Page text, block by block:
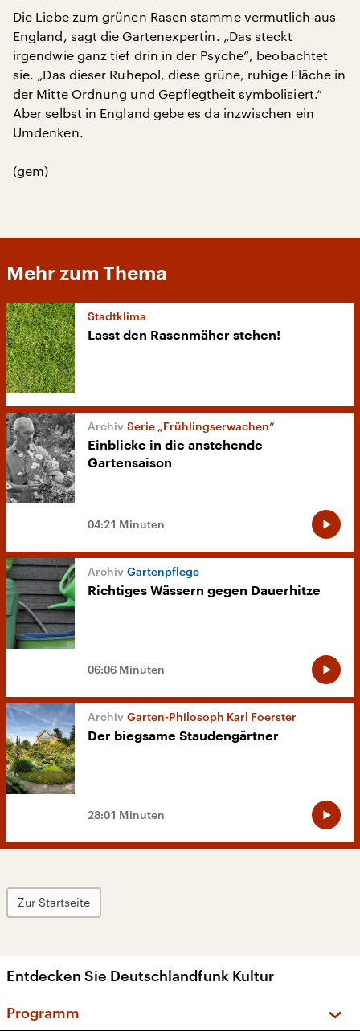
Die Liebe zum grünen Rasen stamme vermutlich aus
England, sagt die Gartenexpertin. „Das steckt
irgendwie ganz tief drin in der Psyche“, beobachtet
sie. „Das dieser Ruhepol, diese grüne, ruhige Fläche in
der Mitte Ordnung und Gepflegtheit symbolisiert.“
Aber selbst in England gebe es da inzwischen ein
Umdenken.
(gem)
Mehr zum Thema
Stadtklima
Lasst den Rasenmäher stehen!
Serie „Frühlingserwachen“
Einblicke in die anstehende
Gartensaison
04:21 Minuten
Gartenpflege
Richtiges Wässern gegen Dauerhitze
06:06 Minuten
Garten-Philosoph Karl Foerster
Der biegsame Staudengärtner
28:01 Minuten
Zur Startseite
Entdecken Sie Deutschlandfunk Kultur
Programm